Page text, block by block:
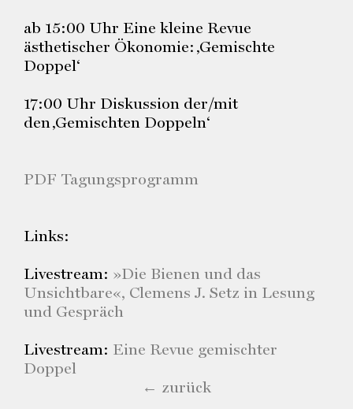
ab 15:00 Uhr Eine kleine Revue
ästhetischer Ökonomie: ‚Gemischte
Doppel‘
17:00 Uhr Diskussion der/mit
den ‚Gemischten Doppeln‘
PDF Tagungsprogramm
Links:
Livestream: »Die Bienen und das
Unsichtbare«, Clemens J. Setz in Lesung
und Gespräch
Livestream: Eine Revue gemischter
Doppel
← zurück